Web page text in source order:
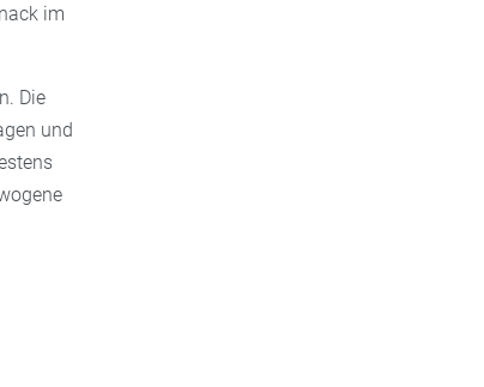
im
Die
und